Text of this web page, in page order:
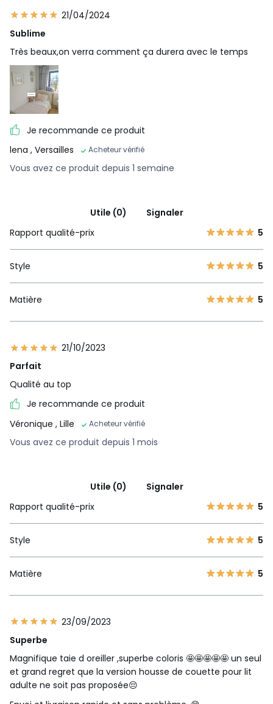
21/04/2024
Sublime
Très beaux,on verra comment ça durera avec le temps
Je recommande ce produit
lena , Versailles Acheteur vérifié
Vous avez ce produit depuis 1 semaine
Utile (0)
Signaler
Rapport qualité-prix
5
Style 5
Matière 5
21/10/2023
Parfait
Qualité au top
Je recommande ce produit
Véronique , Lille Acheteur vérifié
Vous avez ce produit depuis 1 mois
Utile (0)
Signaler
Rapport qualité-prix
5
Style 5
Matière 5
23/09/2023
Superbe
Magnifique taie d oreiller ,superbe coloris 🤩🤩🤩🤩🤩 un seul
et grand regret que la version housse de couette pour lit
adulte ne soit pas proposée😔